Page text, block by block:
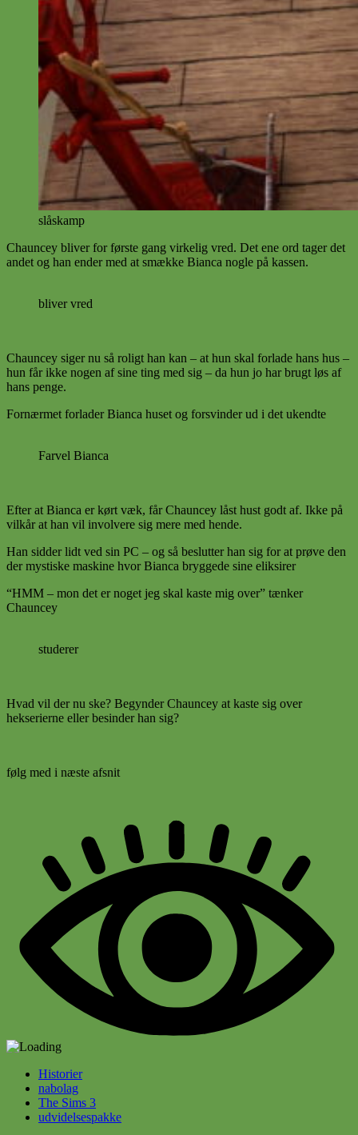
slåskamp
Chauncey bliver for første gang virkelig vred. Det ene ord tager det
andet og han ender med at smække Bianca nogle på kassen.
bliver vred
Chauncey siger nu så roligt han kan – at hun skal forlade hans hus –
hun får ikke nogen af sine ting med sig – da hun jo har brugt løs af
hans penge.
Fornærmet forlader Bianca huset og forsvinder ud i det ukendte
Farvel Bianca
Efter at Bianca er kørt væk, får Chauncey låst hust godt af. Ikke på
vilkår at han vil involvere sig mere med hende.
Han sidder lidt ved sin PC – og så beslutter han sig for at prøve den
der mystiske maskine hvor Bianca bryggede sine eliksirer
“HMM – mon det er noget jeg skal kaste mig over” tænker
Chauncey
studerer
Hvad vil der nu ske? Begynder Chauncey at kaste sig over
hekserierne eller besinder han sig?
følg med i næste afsnit
Historier
nabolag
The Sims 3
udvidelsespakke